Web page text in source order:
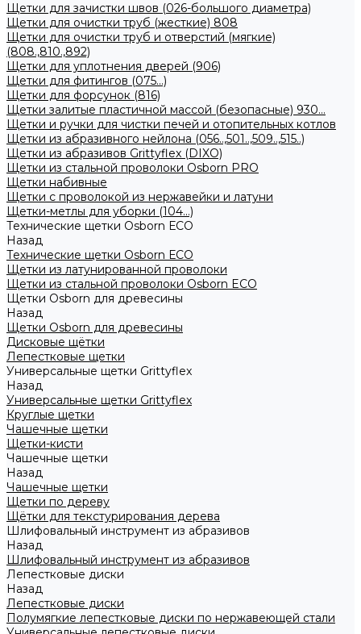
Щетки для зачистки швов (026-большого диаметра)
Щетки для очистки труб (жесткие) 808
Щетки для очистки труб и отверстий (мягкие)
(808.,810.,892)
Щетки для уплотнения дверей (906)
Щетки для фитингов (075...)
Щетки для форсунок (816)
Щетки залитые пластичной массой (безопасные) 930...
Щетки и ручки для чистки печей и отопительных котлов
Щетки из абразивного нейлона (056..,501..,509..,515..)
Щетки из абразивов Grittyflex (DIXO)
Щетки из стальной проволоки Osborn PRO
Щетки набивные
Щетки с проволокой из нержавейки и латуни
Щетки-метлы для уборки (104...)
Технические щетки Osborn ЕСО
Назад
Технические щетки Osborn ЕСО
Щетки из латунированной проволоки
Щетки из стальной проволоки Osborn ECO
Щетки Osborn для древесины
Назад
Щетки Osborn для древесины
Дисковые щётки
Лепестковые щетки
Универсальные щетки Grittyflex
Назад
Универсальные щетки Grittyflex
Круглые щетки
Чашечные щетки
Щетки-кисти
Чашечные щетки
Назад
Чашечные щетки
Щетки по дереву
Щётки для текстурирования дерева
Шлифовальный инструмент из абразивов
Назад
Шлифовальный инструмент из абразивов
Лепестковые диски
Назад
Лепестковые диски
Полумягкие лепестковые диски по нержавеющей стали